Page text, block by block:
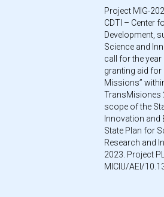
Project MIG-
CDTI – Center
Development,
Science and
call for the
granting aid for
Missions”
TransMisiones
scope of the
Innovation and
State Plan for
Research and
2023. Project
MICIU/AEI/